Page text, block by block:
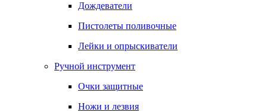
Дождеватели
Пистолеты поливочные
Лейки и опрыскиватели
Ручной инструмент
Очки защитные
Ножи и лезвия